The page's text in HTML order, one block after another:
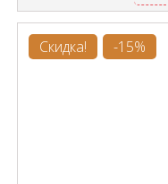
Скидка! -15%